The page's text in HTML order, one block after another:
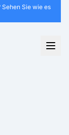
Sehen Sie wie es